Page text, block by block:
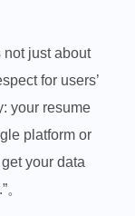
not just about
for users’
your resume
platform or
your data